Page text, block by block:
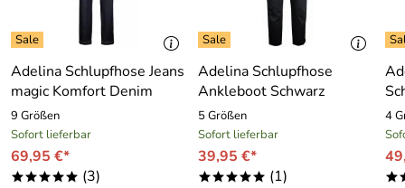
M = ca. 38
L = ca. 40/42
XL= ca. 42/44
XXL= ca.46
Adelina Schlupfhose Jeans
magic Komfort Denim
9 Größen
Sofort lieferbar
69,95 €*
***** (3)
Adelina Schlupfhose
Ankleboot Schwarz
5 Größen
Sofort lieferbar
39,95 €*
***** (1)
4